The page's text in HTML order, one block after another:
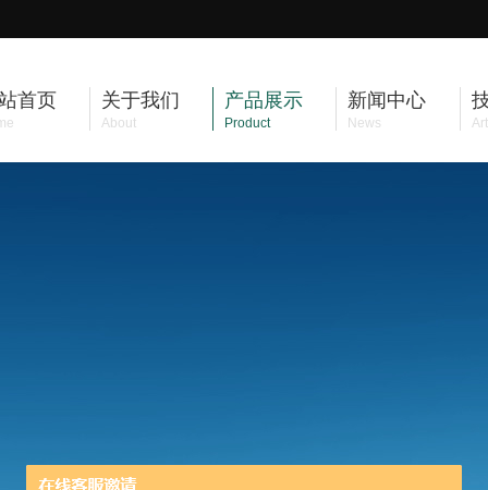
首页 关于我们
About
产品展示
Product
新闻中心
News